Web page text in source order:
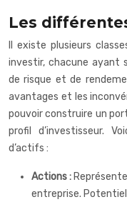
Les
Il existe plusieurs
investir, chacune ayant
de risque et de
avantages et les
pouvoir construire un
profil d’investisseur.
d’actifs :
Actions :
entreprise.